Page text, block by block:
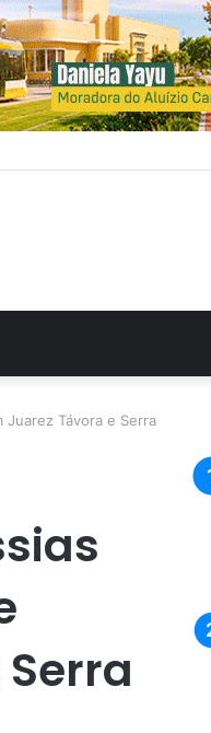
Távora e Serra